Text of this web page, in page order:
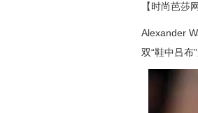
【时尚芭莎
Alexander
双“鞋中吕布